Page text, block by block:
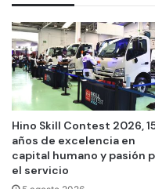
Hino Skill Contest 2026,
años de excelencia en
capital humano y pasión
el servicio